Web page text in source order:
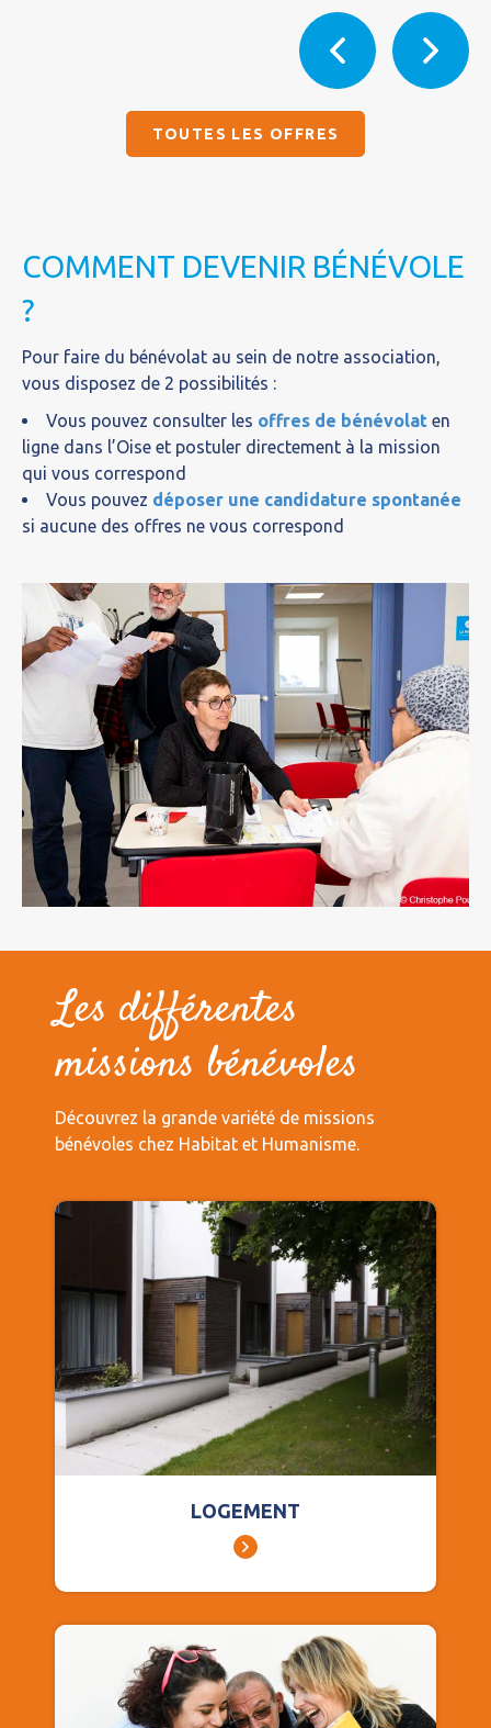
TOUTES LES OFFRES
COMMENT DEVENIR BÉNÉVOLE
?
Pour faire du bénévolat au sein de notre association,
vous disposez de 2 possibilités :
Vous pouvez consulter les offres de bénévolat en
ligne dans l’Oise et postuler directement à la mission
qui vous correspond
Vous pouvez déposer une candidature spontanée
si aucune des offres ne vous correspond
Les différentes
missions bénévoles
Découvrez la grande variété de missions
bénévoles chez Habitat et Humanisme.
LOGEMENT